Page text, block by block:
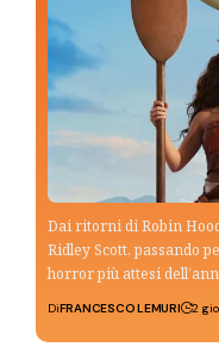
Dai ritorni di Robin
Ridley Scott, passando
horror più attesi
DiFRANCESCO LEMURI 2